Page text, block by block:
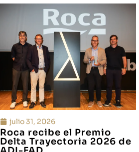
julio 31, 2026
Roca recibe el Premio
Delta Trayectoria 2026 de